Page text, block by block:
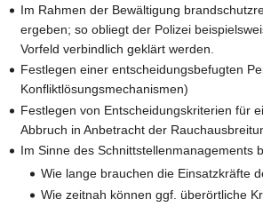
Im Rahmen der Bewältigung
ergeben; so obliegt der Polizei
Vorfeld verbindlich geklärt werden.
Festlegen einer entscheidungsbefugten
Konfliktlösungsmechanismen)
Festlegen von Entscheidungskriterien für
Abbruch in Anbetracht der
Im Sinne des Schnittstellenmanagements
Wie lange brauchen die Einsatzkräfte
Wie zeitnah können ggf. überörtliche